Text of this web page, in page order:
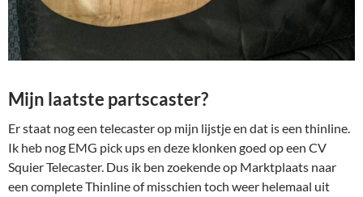
Mijn laatste partscaster?
Er staat nog een telecaster op mijn lijstje en dat is een thinline.
Ik heb nog EMG pick ups en deze klonken goed op een CV
Squier Telecaster. Dus ik ben zoekende op Marktplaats naar
een complete Thinline of misschien toch weer helemaal uit